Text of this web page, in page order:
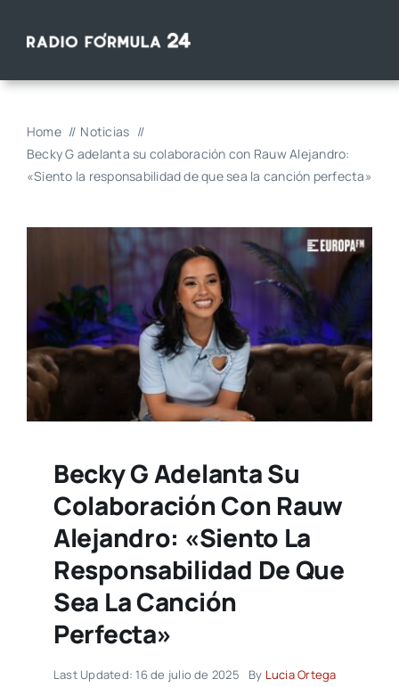
Home
Noticias
Becky G adelanta su colaboración con Rauw Alejandro:
«Siento la responsabilidad de que sea la canción perfecta»
Becky G Adelanta Su
Colaboración Con Rauw
Alejandro: «Siento La
Responsabilidad De Que
Sea La Canción
Perfecta»
Last Updated: 16 de julio de 2025 By Lucia Ortega